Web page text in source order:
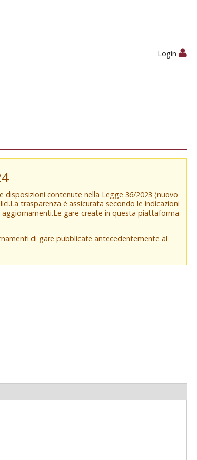
Login
disposizioni contenute nella Legge 36/2023 (nuovo
trasparenza è assicurata secondo le indicazioni
aggiornamenti.Le gare create in questa piattaforma
di gare pubblicate antecedentemente al